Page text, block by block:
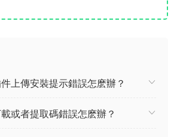
上傳安裝提示錯誤怎麽辦？
或者提取碼錯誤怎麽辦？